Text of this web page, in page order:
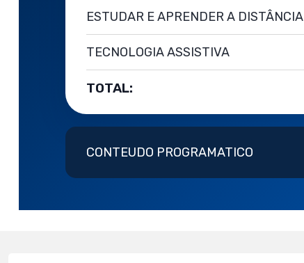
ESTUDAR E APRENDER A DISTÂNCIA
TECNOLOGIA ASSISTIVA
TOTAL:
CONTEUDO PROGRAMATICO